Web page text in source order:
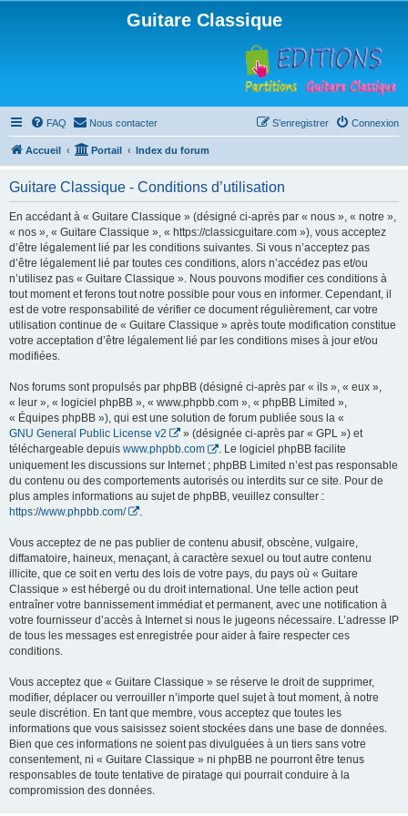
Guitare Classique
FAQ Nous contacter Connexion
S’enregistrer
Accueil Portail Index du forum
Guitare Classique - Conditions d’utilisation
En accédant à « Guitare Classique » (désigné ci-après par « nous », « notre »,
« nos », « Guitare Classique », « https://classicguitare.com »), vous acceptez
d’être légalement lié par les conditions suivantes. Si vous n’acceptez pas
d’être légalement lié par toutes ces conditions, alors n’accédez pas et/ou
n’utilisez pas « Guitare Classique ». Nous pouvons modifier ces conditions à
tout moment et ferons tout notre possible pour vous en informer. Cependant, il
est de votre responsabilité de vérifier ce document régulièrement, car votre
utilisation continue de « Guitare Classique » après toute modification constitue
votre acceptation d’être légalement lié par les conditions mises à jour et/ou
modifiées.
Nos forums sont propulsés par phpBB (désigné ci-après par « ils », « eux »,
« leur », « logiciel phpBB », « www.phpbb.com », « phpBB Limited »,
« Équipes phpBB »), qui est une solution de forum publiée sous la «
GNU General Public License v2
» (désignée ci-après par « GPL ») et
téléchargeable depuis www.phpbb.com
. Le logiciel phpBB facilite
uniquement les discussions sur Internet ; phpBB Limited n’est pas responsable
du contenu ou des comportements autorisés ou interdits sur ce site. Pour de
plus amples informations au sujet de phpBB, veuillez consulter :
https://www.phpbb.com/
Vous acceptez de ne pas publier de contenu abusif, obscène, vulgaire,
diffamatoire, haineux, menaçant, à caractère sexuel ou tout autre contenu
illicite, que ce soit en vertu des lois de votre pays, du pays où « Guitare
Classique » est hébergé ou du droit international. Une telle action peut
entraîner votre bannissement immédiat et permanent, avec une notification à
votre fournisseur d’accès à Internet si nous le jugeons nécessaire. L’adresse IP
de tous les messages est enregistrée pour aider à faire respecter ces
conditions.
Vous acceptez que « Guitare Classique » se réserve le droit de supprimer,
modifier, déplacer ou verrouiller n’importe quel sujet à tout moment, à notre
seule discrétion. En tant que membre, vous acceptez que toutes les
informations que vous saisissez soient stockées dans une base de données.
Bien que ces informations ne soient pas divulguées à un tiers sans votre
consentement, ni « Guitare Classique » ni phpBB ne pourront être tenus
responsables de toute tentative de piratage qui pourrait conduire à la
compromission des données.